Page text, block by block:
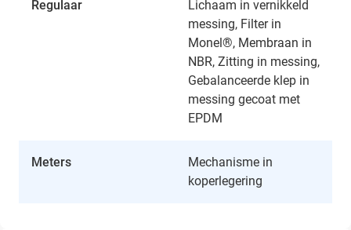
Regulaar
Lichaam in vernikkeld
messing, Filter in
Monel®, Membraan in
NBR, Zitting in messing,
Gebalanceerde klep in
messing gecoat met
EPDM
Meters
Mechanisme in
koperlegering